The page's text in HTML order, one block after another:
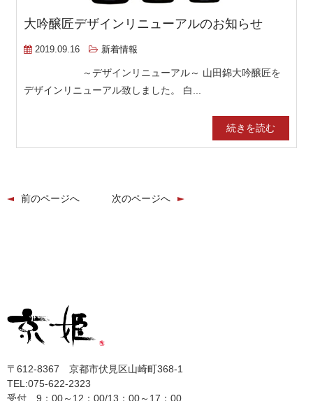
大吟醸匠デザインリニューアルのお知らせ
2019.09.16 新着情報
～デザインリニューアル～ 山田錦大吟醸匠を
デザインリニューアル致しました。 白...
続きを読む
前のページへ 次のページへ
〒612-8367 京都市伏見区山崎町368-1
TEL:075-622-2323
受付 9：00～12：00/13：00～17：00